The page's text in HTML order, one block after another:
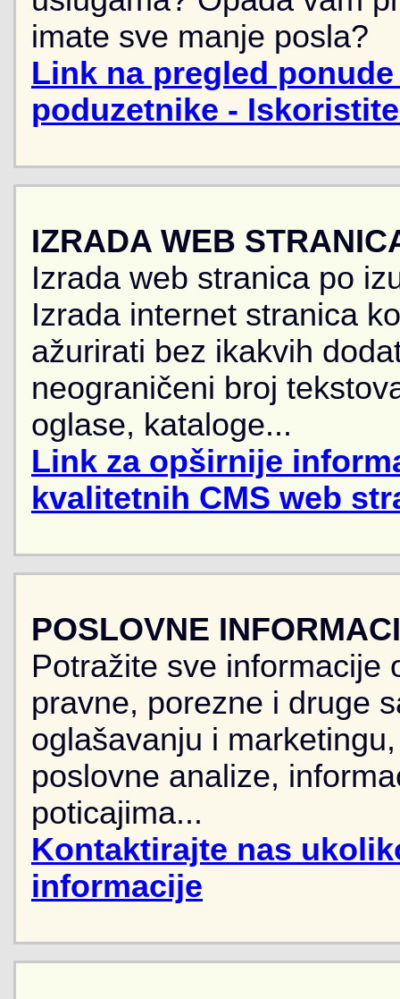
imate sve manje posla?
Link na pregled
poduzetnike -
IZRADA WEB
Izrada web stranica po
Izrada internet stranica
ažurirati bez ikakvih
neograničeni broj
oglase, kataloge...
Link za opširnije
kvalitetnih CMS web
POSLOVNE
Potražite sve informacije
pravne, porezne i druge
oglašavanju i
poslovne analize,
poticajima...
Kontaktirajte nas
informacije